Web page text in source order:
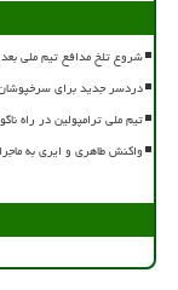
شروع تلخ مدافع تیم ملی
دردسر جدید برای سرخپوشان
تیم ملی ترامپولین در راه
واکنش طاهری و ایری به